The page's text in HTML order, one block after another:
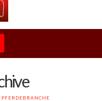
PFERDEBRANCHE